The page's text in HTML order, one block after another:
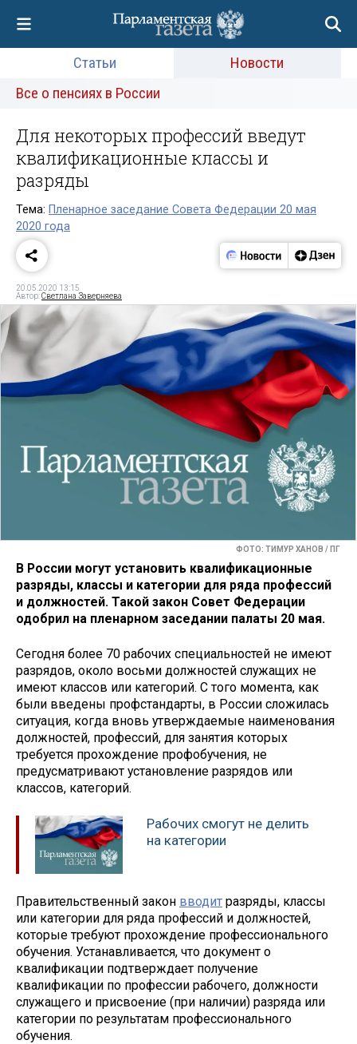
Статьи
Новости
Все о пенсиях в России
Для некоторых профессий введут
квалификационные классы и
разряды
Тема: Пленарное заседание Совета Федерации 20 мая
2020 года
20.05.2020 13:15
Автор:Светлана Заверняева
ФОТО: ТИМУР ХАНОВ / ПГ
В России могут установить квалификационные
разряды, классы и категории для ряда профессий
и должностей. Такой закон Совет Федерации
одобрил на пленарном заседании палаты 20 мая.
Сегодня более 70 рабочих специальностей не имеют
разрядов, около восьми должностей служащих не
имеют классов или категорий. С того момента, как
были введены профстандарты, в России сложилась
ситуация, когда вновь утверждаемые наименования
должностей, профессий, для занятия которых
требуется прохождение профобучения, не
предусматривают установление разрядов или
классов, категорий.
Рабочих смогут не делить
на категории
Правительственный закон вводит разряды, классы
или категории для ряда профессий и должностей,
которые требуют прохождение профессионального
обучения. Устанавливается, что документ о
квалификации подтверждает получение
квалификации по профессии рабочего, должности
служащего и присвоение (при наличии) разряда или
категории по результатам профессионального
обучения.